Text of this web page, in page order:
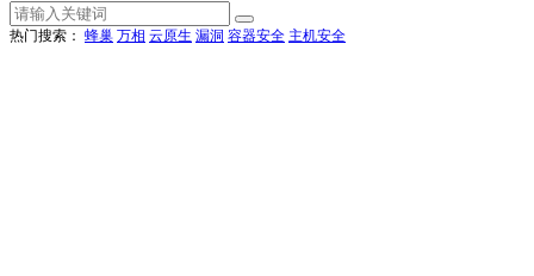
热门搜索： 蜂巢 万相 云原生 漏洞 容器安全 主机安全